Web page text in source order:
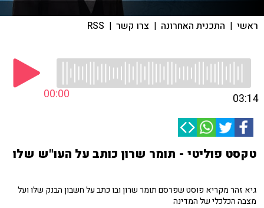
ראשי | התכנית האחרונה | צרו קשר |
RSS
00:00 03:14
טקסט פוליטי - תומר שרון כותב על העו"ש שלו
גיא זהר מקריא פוסט שפרסם תומר שרון ובו כתב על חשבון הבנק שלו ועל
מצבה הכלכלי של המדינה